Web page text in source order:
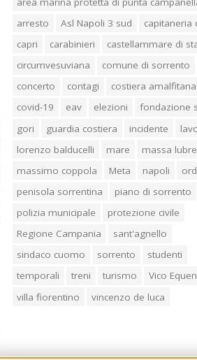
arresto
Asl Napoli 3 sud
capitaneria
capri
carabinieri
castellammare di
circumvesuviana
comune di sorrento
concerto
contagi
costiera amalfitana
covid-19
eav elezioni
fondazione
gori
guardia costiera incidente
lorenzo balducelli
mare
massa
massimo coppola
Meta napoli
penisola sorrentina
piano di sorrento
polizia municipale
protezione civile
Regione Campania
sant'agnello
sindaco cuomo
sorrento
studenti
temporali
treni turismo
Vico
villa fiorentino
vincenzo de luca